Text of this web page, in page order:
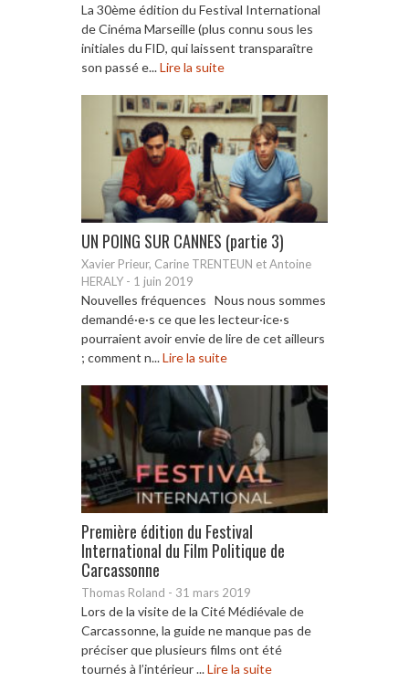
La 30ème édition du Festival International
de Cinéma Marseille (plus connu sous les
initiales du FID, qui laissent transparaître
son passé e...Lire la suite
UN POING SUR CANNES (partie 3)
Xavier Prieur, Carine TRENTEUN et Antoine
HERALY - 1 juin 2019
Nouvelles fréquences Nous nous sommes
demandé·e·s ce que les lecteur·ice·s
pourraient avoir envie de lire de cet ailleurs
; comment n...Lire la suite
Première édition du Festival
International du Film Politique de
Carcassonne
Thomas Roland - 31 mars 2019
Lors de la visite de la Cité Médiévale de
Carcassonne, la guide ne manque pas de
préciser que plusieurs films ont été
tournés à l’intérieur ...Lire la suite